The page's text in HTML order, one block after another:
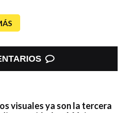
visuales ya son la tercera